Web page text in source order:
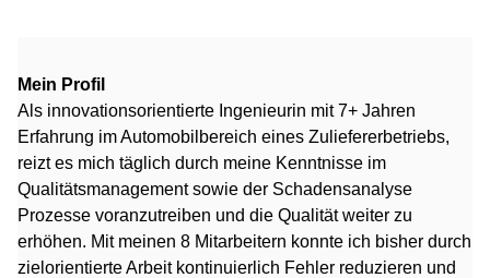
Mein Profil
Als innovationsorientierte Ingenieurin mit 7+ Jahren
Erfahrung im Automobilbereich eines Zuliefererbetriebs,
reizt es mich täglich durch meine Kenntnisse im
Qualitätsmanagement sowie der Schadensanalyse
Prozesse voranzutreiben und die Qualität weiter zu
erhöhen. Mit meinen 8 Mitarbeitern konnte ich bisher durch
zielorientierte Arbeit kontinuierlich Fehler reduzieren und